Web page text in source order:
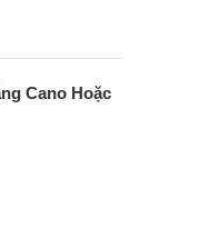
Cano Hoặc